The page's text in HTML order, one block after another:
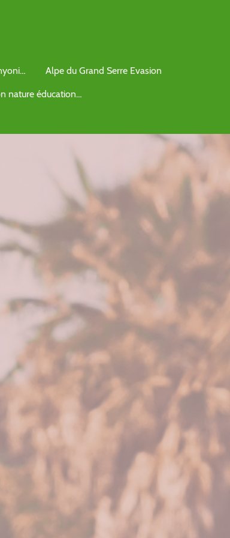
Destination canyon canyoning Alpe du Grand Serre Evasion
Animation nature éducation à l'environnement